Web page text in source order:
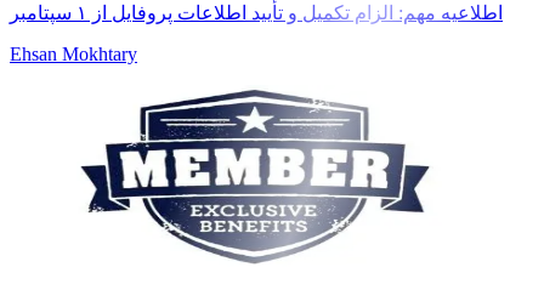
اطلاعیه مهم: الزام تکمیل و تأیید اطلاعات پروفایل از ۱ سپتامبر
Ehsan Mokhtary